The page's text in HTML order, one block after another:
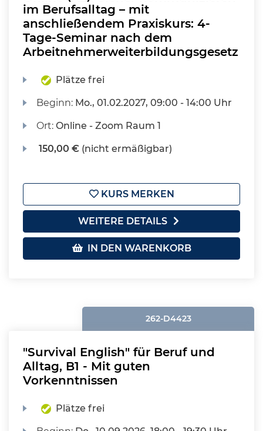
im Berufsalltag – mit
anschließendem Praxiskurs: 4-
Tage-Seminar nach dem
Arbeitnehmerweiterbildungsgesetz
Plätze frei
Beginn: Mo., 01.02.2027, 09:00 - 14:00 Uhr
Ort:Online - Zoom Raum 1
150,00 € (nicht ermäßigbar)
KURS MERKEN
WEITERE DETAILS
IN DEN WARENKORB
262-D4423
"Survival English" für Beruf und
Alltag, B1 - Mit guten
Vorkenntnissen
Plätze frei